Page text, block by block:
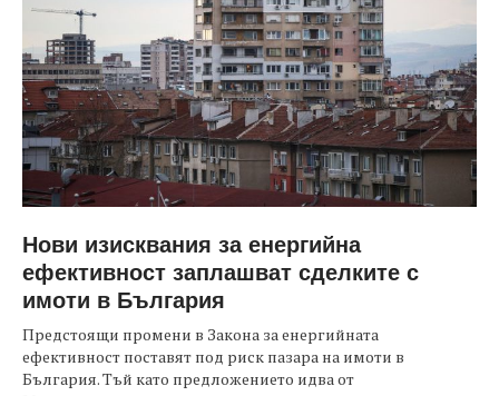
Нови изисквания за енергийна
ефективност заплашват сделките с
имоти в България
Предстоящи промени в Закона за енергийната
ефективност поставят под риск пазара на имоти в
България. Тъй като предложението идва от